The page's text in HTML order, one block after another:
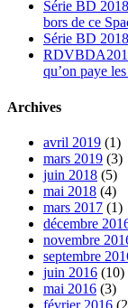
Série BD
bors de ce
Série BD
qu’on paye
Archives
avril 2019 (1)
mars 2019 (3)
juin 2018 (5)
mai 2018 (4)
mars 2017 (1)
décembre
novembre
septembre
juin 2016 (10)
mai 2016 (3)
février 2016